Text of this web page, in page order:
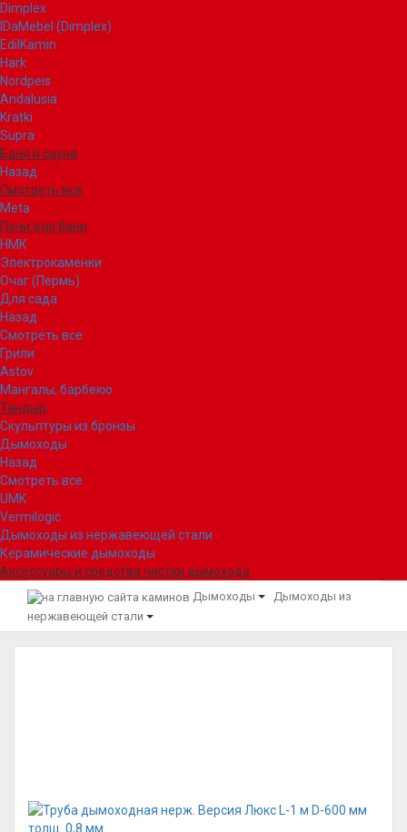
Dimplex
IDaMebel (Dimplex)
EdilKamin
Hark
Nordpeis
Andalusia
Kratki
Supra
Баня и сауна
Назад
Смотреть все
Meta
Печи для бани
НМК
Электрокаменки
Очаг (Пермь)
Для сада
Назад
Смотреть все
Грили
Astov
Мангалы, барбекю
Тандыр
Скульптуры из бронзы
Дымоходы
Назад
Смотреть все
UMK
Vermilogic
Дымоходы из нержавеющей стали
Керамические дымоходы
Аксессуары и средства чистки дымохода
Дымоходы
Дымоходы из
нержавеющей стали